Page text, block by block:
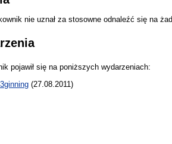
nie uznał za stosowne odnaleźć się na
pojawił się na poniższych wydarzeniach:
(27.08.2011)